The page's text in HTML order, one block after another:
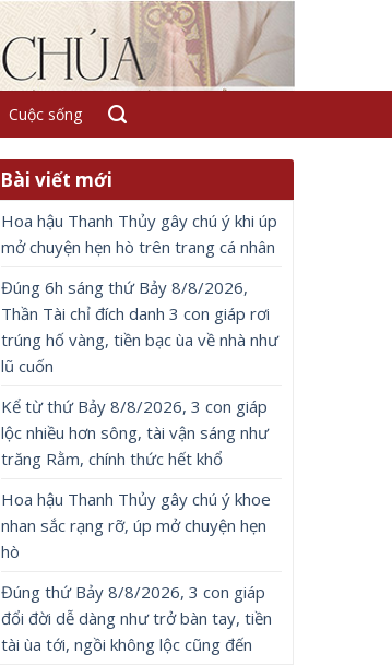
Cuộc sống
Bài viết mới
Hoa hậu Thanh Thủy gây chú ý khi úp
mở chuyện hẹn hò trên trang cá nhân
Đúng 6h sáng thứ Bảy 8/8/2026,
Thần Tài chỉ đích danh 3 con giáp rơi
trúng hố vàng, tiền bạc ùa về nhà như
lũ cuốn
Kể từ thứ Bảy 8/8/2026, 3 con giáp
lộc nhiều hơn sông, tài vận sáng như
trăng Rằm, chính thức hết khổ
Hoa hậu Thanh Thủy gây chú ý khoe
nhan sắc rạng rỡ, úp mở chuyện hẹn
hò
Đúng thứ Bảy 8/8/2026, 3 con giáp
đổi đời dễ dàng như trở bàn tay, tiền
tài ùa tới, ngồi không lộc cũng đến